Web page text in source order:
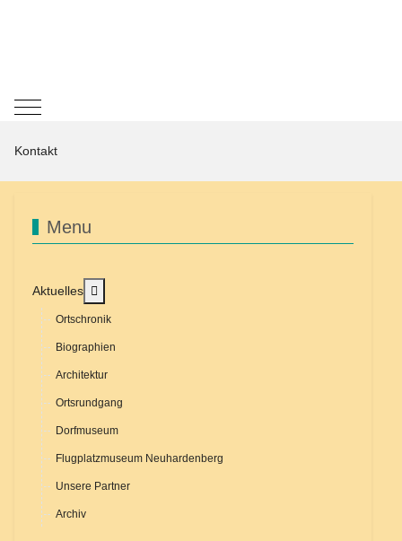
Mobile Menu Toggle
Kontakt
Menu
Aktuelles
Ortschronik
Biographien
Architektur
Ortsrundgang
Dorfmuseum
Flugplatzmuseum Neuhardenberg
Unsere Partner
Archiv